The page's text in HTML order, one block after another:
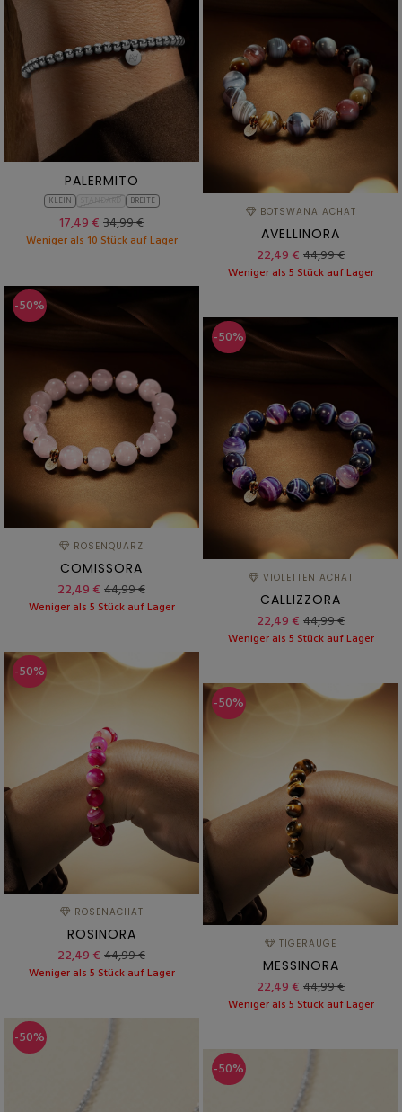
PALERMITO
KLEIN BREITE
17,49 € 34,99 €
Weniger als 10 Stück auf Lager
BOTSWANA ACHAT
AVELLINORA
22,49 € 44,99 €
Weniger als 5 Stück auf Lager
-50%
ROSENQUARZ
COMISSORA
22,49 € 44,99 €
Weniger als 5 Stück auf Lager
-50%
VIOLETTEN ACHAT
CALLIZZORA
22,49 € 44,99 €
Weniger als 5 Stück auf Lager
-50%
ROSENACHAT
ROSINORA
22,49 € 44,99 €
Weniger als 5 Stück auf Lager
-50%
TIGERAUGE
MESSINORA
22,49 € 44,99 €
Weniger als 5 Stück auf Lager
-50%
-50%